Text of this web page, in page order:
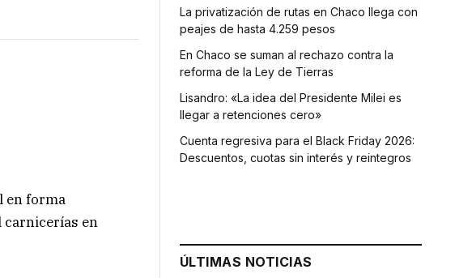
en forma
carnicerías en
La privatización de rutas en Chaco llega con
peajes de hasta 4.259 pesos
En Chaco se suman al rechazo contra la
reforma de la Ley de Tierras
Lisandro: «La idea del Presidente Milei es
llegar a retenciones cero»
Cuenta regresiva para el Black Friday 2026:
Descuentos, cuotas sin interés y reintegros
ÚLTIMAS NOTICIAS